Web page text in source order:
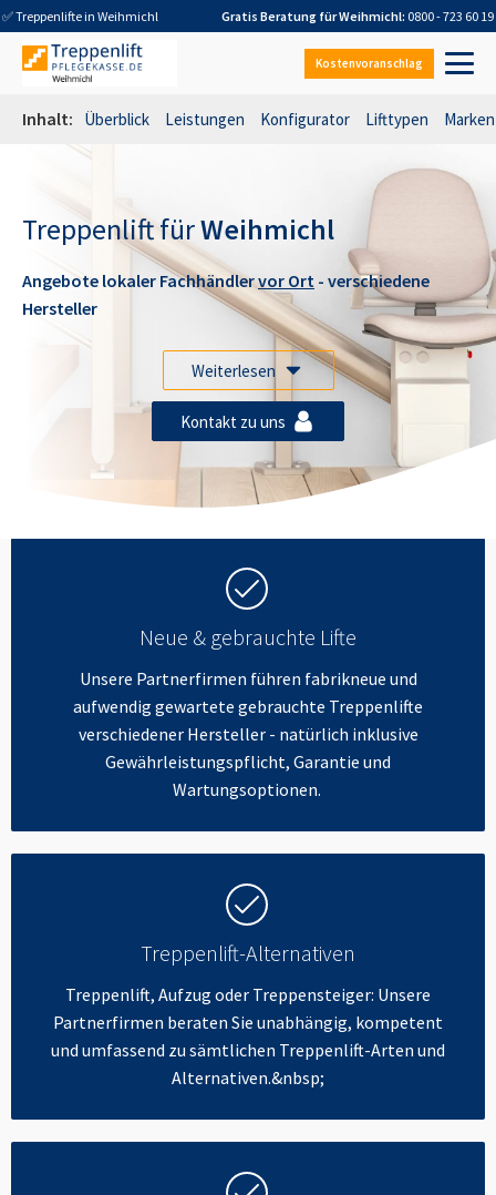
✅ Treppenlifte in Weihmichl Gratis Beratung fürWeihmichl: 0800 - 723 60 19
Kostenvoranschlag
Inhalt: Überblick Leistungen Konfigurator Lifttypen Marken
Treppenlift fürWeihmichl
Angebote lokaler Fachhändlervor Ort - verschiedene
Hersteller
Weiterlesen
Kontakt zu uns
Neue & gebrauchte Lifte
Unsere Partnerfirmen führen fabrikneue und
aufwendig gewartete gebrauchte Treppenlifte
verschiedener Hersteller - natürlich inklusive
Gewährleistungspflicht, Garantie und
Wartungsoptionen.
Treppenlift-Alternativen
Treppenlift, Aufzug oder Treppensteiger: Unsere
Partnerfirmen beraten Sie unabhängig, kompetent
und umfassend zu sämtlichen Treppenlift-Arten und
Alternativen.&nbsp;